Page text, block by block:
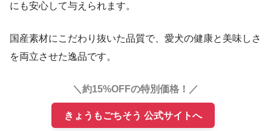
にも安心して与えられます。
国産素材にこだわり抜いた品質で、愛犬の健康と美味しさ
を両立させた逸品です。
＼約15%OFFの特別価格！／
きょうもごちそう 公式サイトへ